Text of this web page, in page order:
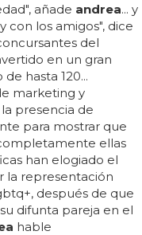
añade andrea... y
con los amigos", dice
del
en un gran
hasta 120...
marketing y
presencia de
para mostrar que
ellas
han elogiado el
la representación
después de que
difunta pareja en el
hable